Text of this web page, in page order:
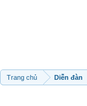
Trang chủ Diễn đàn